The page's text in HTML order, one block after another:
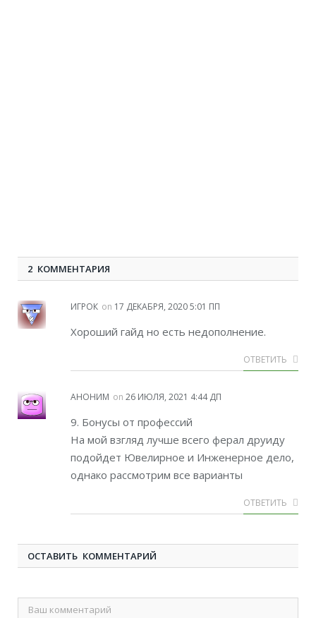
2 КОММЕНТАРИЯ
ИГРОК on 17 ДЕКАБРЯ, 2020 5:01 ПП
Хороший гайд но есть недополнение.
ОТВЕТИТЬ
АНОНИМ on 26 ИЮЛЯ, 2021 4:44 ДП
9. Бонусы от профессий
На мой взгляд лучше всего ферал друиду
подойдет Ювелирное и Инженерное дело,
однако рассмотрим все варианты
ОТВЕТИТЬ
ОСТАВИТЬ КОММЕНТАРИЙ